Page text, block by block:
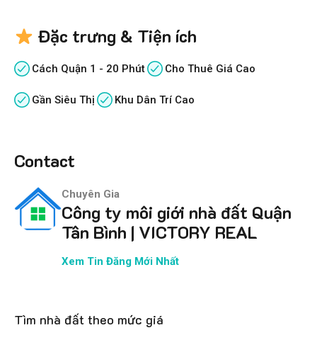
Đặc trưng & Tiện ích
Cách Quận 1 - 20 Phút Cho Thuê Giá Cao
Gần Siêu Thị Khu Dân Trí Cao
Contact
Chuyên Gia
Công ty môi giới nhà đất Quận
Tân Bình | VICTORY REAL
Xem Tin Đăng Mới Nhất
Tìm nhà đất theo mức giá